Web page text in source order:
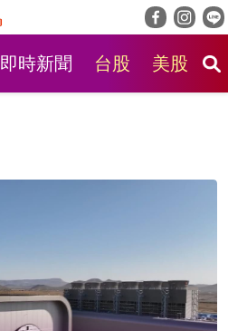
即時新聞 台股 美股